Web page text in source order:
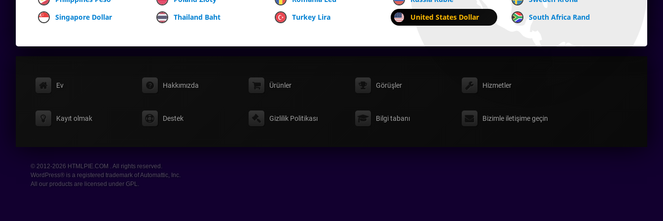
Singapore Dollar
Thailand Baht Turkey Lira United States Dollar South Africa Rand
Ev Hakkımızda Ürünler Görüşler Hizmetler
Kayıt olmak Destek Gizlilik Politikası Bilgi tabanı Bizimle iletişime geçin
© 2012-2026 HTMLPIE.COM . All rights reserved.
WordPress® is a registered trademark of Automattic, Inc.
All our products are licensed under GPL.